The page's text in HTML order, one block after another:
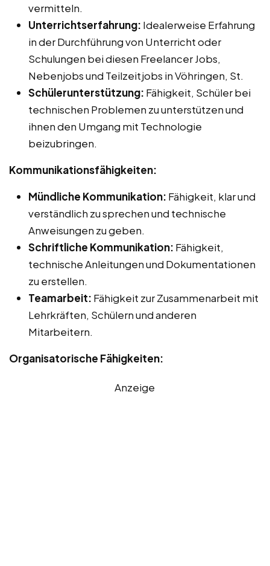
vermitteln.
Unterrichtserfahrung: Idealerweise Erfahrung
in der Durchführung von Unterricht oder
Schulungen bei diesen Freelancer Jobs,
Nebenjobs und Teilzeitjobs in Vöhringen, St.
Schülerunterstützung: Fähigkeit, Schüler bei
technischen Problemen zu unterstützen und
ihnen den Umgang mit Technologie
beizubringen.
Kommunikationsfähigkeiten:
Mündliche Kommunikation: Fähigkeit, klar und
verständlich zu sprechen und technische
Anweisungen zu geben.
Schriftliche Kommunikation: Fähigkeit,
technische Anleitungen und Dokumentationen
zu erstellen.
Teamarbeit: Fähigkeit zur Zusammenarbeit mit
Lehrkräften, Schülern und anderen
Mitarbeitern.
Organisatorische Fähigkeiten:
Anzeige